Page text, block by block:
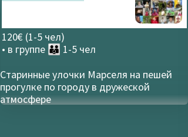
120€ (1-5 чел)
• в группе👪 1-5 чел
Старинные улочки Марселя на пешей
прогулке по городу в дружеской
атмосфере